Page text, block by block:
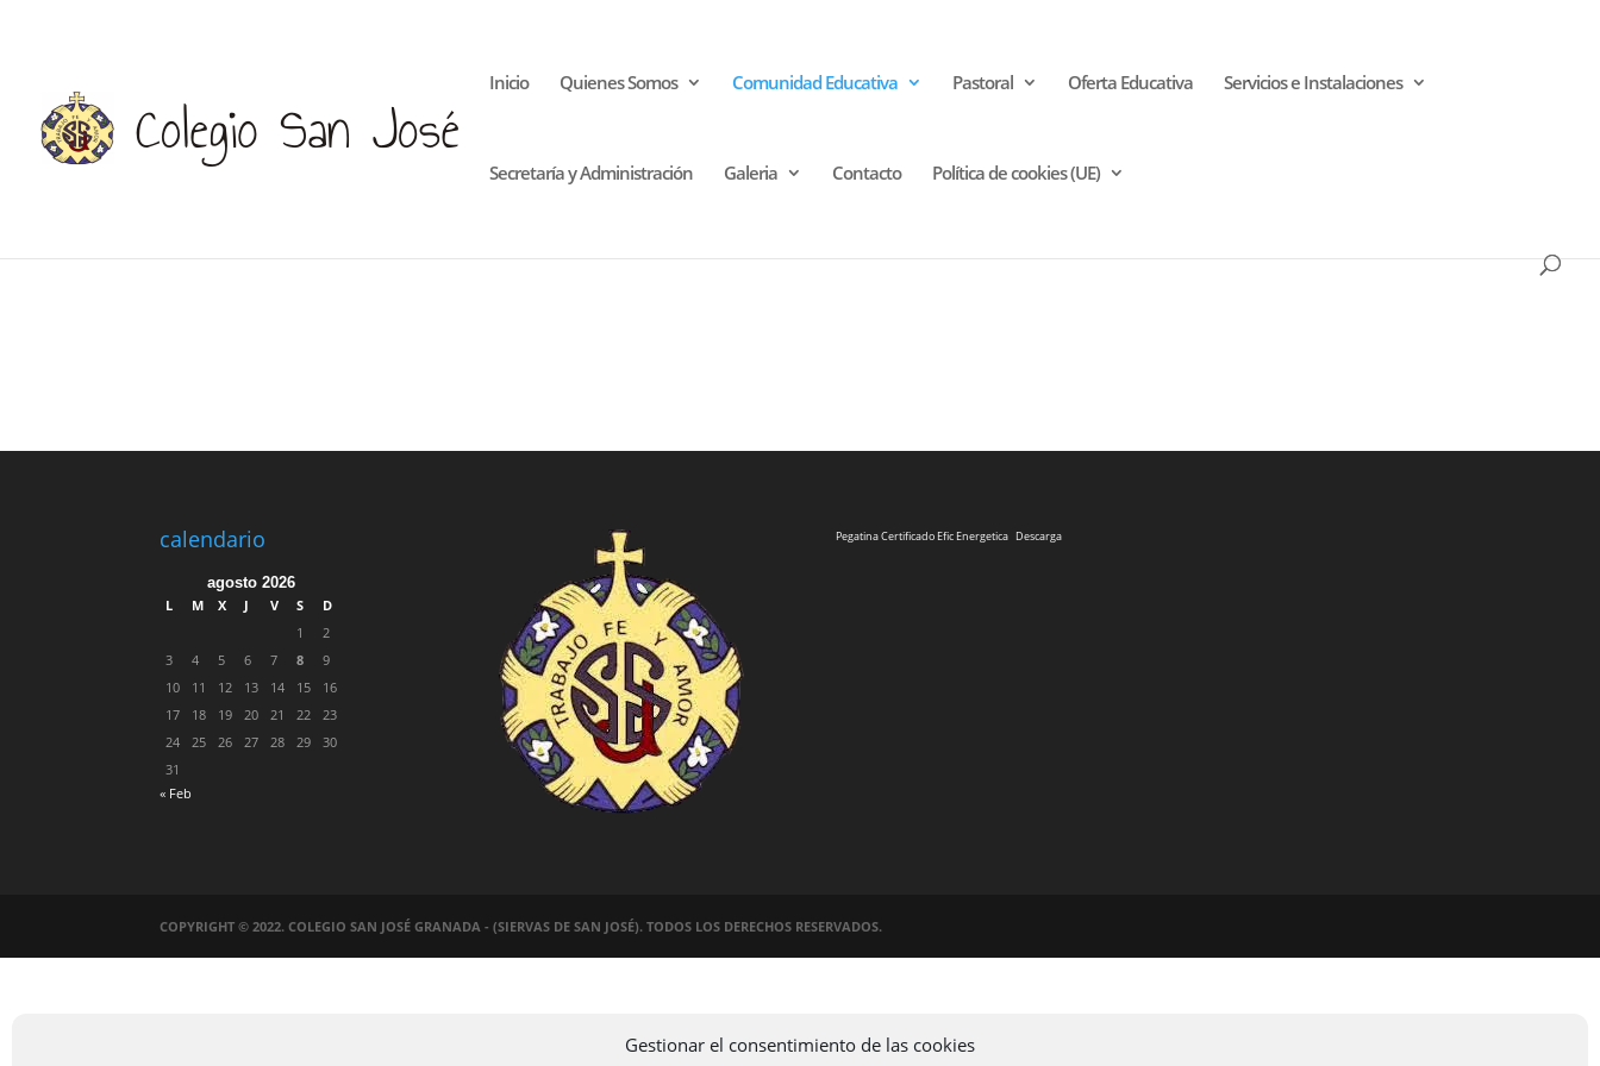
Gestionar el consentimiento de las cookies
Inicio Quienes Somos Comunidad Educativa Pastoral Oferta Educativa Servicios e Instalaciones
Secretaría y Administración Galeria Contacto Política de cookies (UE)
calendario
agosto 2026
L
M X J V S
D
1
2
3
4 5 6 7 8
9
10
11 12 13 14 15
16
17
18 19 20 21 22
23
24
25 26 27 28 29
30
31
« Feb
Pegatina Certificado Efic Energetica Descarga
COPYRIGHT © 2022. COLEGIO SAN JOSÉ GRANADA - (SIERVAS DE SAN JOSÉ). TODOS LOS DERECHOS RESERVADOS.